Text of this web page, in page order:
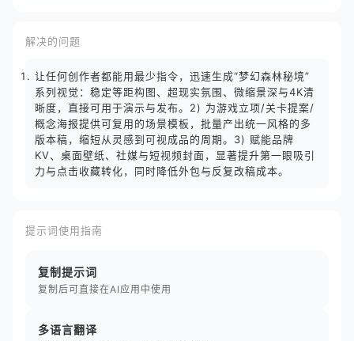
解决的问题
让任何创作者都能用最少指令，迅速生成“梦幻森林秘境”
系列视觉：稳定等距构图、超现实氛围、微缩景深与4K清
晰度，直接可用于演示与发布。2) 为游戏立项/关卡提案/
概念海报提供可复用的场景模板，批量产出统一风格的多
版本稿，缩短从灵感到可视成品的周期。3) 赋能品牌
KV、桌面壁纸、社媒与短视频封面，显著提升第一眼吸引
力与点击收藏转化，同时降低外包与反复改稿成本。
提示词使用指南
复制提示词
复制后可直接在AI应用中使用
多语言翻译